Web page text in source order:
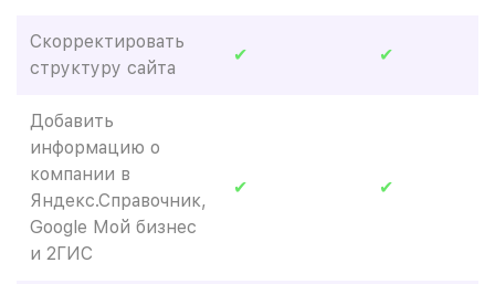
Скорректировать
структуру сайта
✔ ✔
Добавить
информацию о
компании в
Яндекс.Справочник,
Google Мой бизнес
и 2ГИС
✔ ✔